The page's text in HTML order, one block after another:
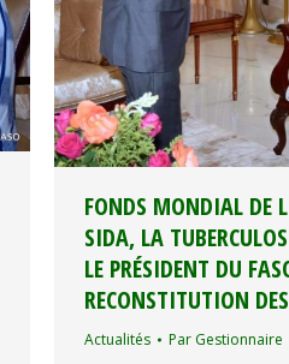
FONDS MONDIAL DE
SIDA, LA
LE PRÉSIDENT DU
RECONSTITUTION
Actualités Par Gestionnaire